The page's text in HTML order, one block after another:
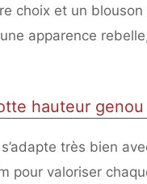
choix et un
apparence
hauteur genou
très bien
pour valoriser